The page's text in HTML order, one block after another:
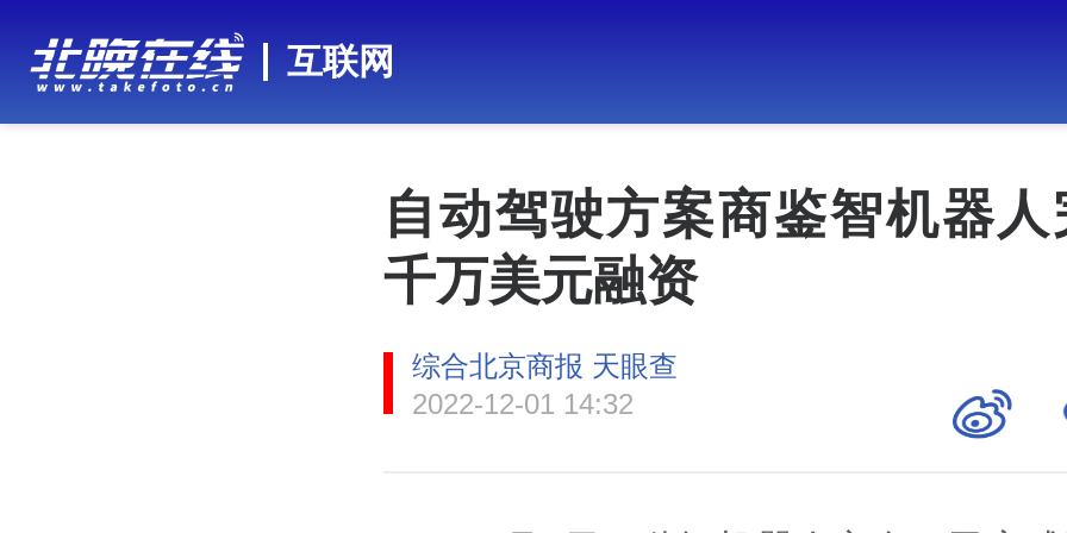
互联网
自动驾驶方案商鉴智机器人
千万美元融资
综合北京商报 天眼查
2022-12-01 14:32